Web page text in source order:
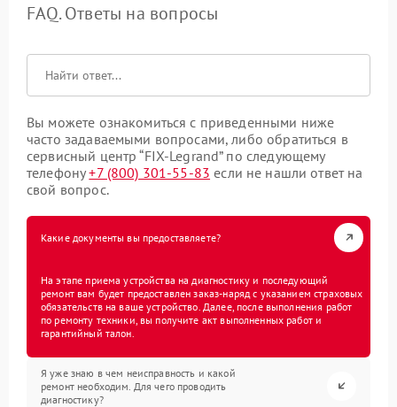
FAQ. Ответы на вопросы
Вы можете ознакомиться с приведенными ниже
часто задаваемыми вопросами, либо обратиться в
сервисный центр “FIX-Legrand” по следующему
телефону+7 (800) 301-55-83 если не нашли ответ на
свой вопрос.
Какие документы вы предоставляете?
На этапе приема устройства на диагностику и последующий
ремонт вам будет предоставлен заказ-наряд с указанием страховых
обязательств на ваше устройство. Далее, после выполнения работ
по ремонту техники, вы получите акт выполненных работ и
гарантийный талон.
Я уже знаю в чем неисправность и какой
ремонт необходим. Для чего проводить
диагностику?